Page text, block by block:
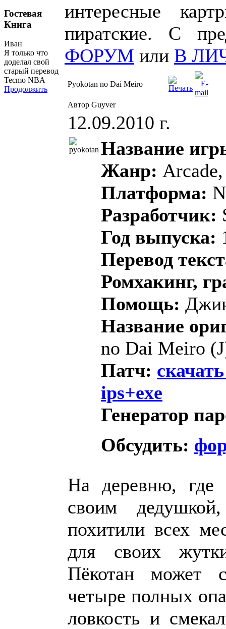
Гостевая
Книга
Иван
Я только что
доделал свой
старый перевод
Tecmo NBA
Продолжить
интересные
пиратские. С
ФОРУМ или В
Pyokotan no Dai Meiro
Автор Guyver
12.09.2010 г.
Название
Жанр:
Платформа:
Разработчик:
Год выпуска:
Перевод
Ромхакинг,
Помощь:
Название
no Dai Meiro
Патч:
ips+exe
Генератор
Обсудить:
На деревню, где
своим
похитили всех
для своих
Пёкотан может
четыре полных
ловкость и